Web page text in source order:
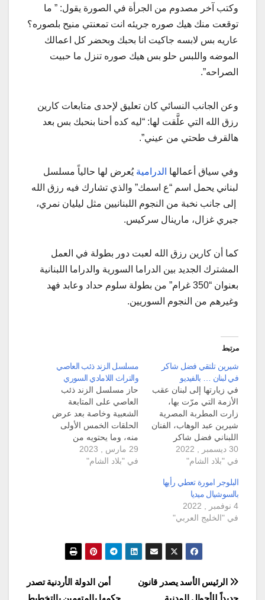
وكتب آخر مصدوم من الجرأة في الصورة يقول: ” ما
توقعت منك هيك صوره جريئه انت تمعنتي منيح بلصوره؟
عاريه بس لابسه جاكيت انا بحبك وبحضر كل اعمالك
الموضه واللبس حلو بس هيك صوره تنزل ما حبيت
الصراحه”.
وعن الجانب النسائي كان تعليق لإحدى متابعات كارين
رزق الله التي علَّقت لها: “ليه كده أحنا بنحبك بس بعد
هالقرف طحتي من عيني”.
وفي سياق أعمالها الدراميةيُعرض لها حالياً مسلسل
لبناني يحمل اسم “ع اسمك” والذي تشارك فيه رزق الله
إلى جانب نخبة من النجوم اللبنانيين مثل ليليان نمري،
جيري غزال، مارينال سركيس.
كما أن كارين رزق الله لعبت دور بطولة في العمل
المشترك الجديد بين الدراما السورية والدراما اللبنانية
بعنوان “350 غرام” من بطولة سلوم حداد وعابد فهد
وغيرهم من النجوم السوريين.
مرتبط
شيرين تلتقي فضل شاكر
في لبنان … بالفيديو
في زيارتها إلى لبنان عقب
الأزمة التي مرّت بها،
زارت المطربة المصرية
شيرين عبد الوهاب، الفنان
اللبناني فضل شاكر
الهارب من تنفيذ أحكام
بالسجن بحقه، ونشرا
ورافق شيرين بحسب
الصور التي نشرت اليوم
على مواقع التواصل
الاجتماعي، زوجها حسام
شاكر يغنيان سوياً، في…
30 ديسمبر , 2022
في "بلاد الشام"
مسلسل الزند ذئب العاصي
والتراث اللامادي السوري
حاز مسلسل الزند ذئب
العاصي على المتابعة
الشعبية وخاصة بعد عرض
الحلقات الخمس الأولى
منه، وما يحتويه من
التراث اللامادي السوري
والحكايات المحليّة لمعاناة
ذئب العاصي: الزند،
تفاصيل الحياة اليومية
29 مارس , 2023
في "بلاد الشام"
البلوجر امورة تعطي رأيها
بالسوشيال ميديا
4 نوفمبر , 2022
في "الخليج العربي"
تصفّح
أمن الدولة الأردنية تصدر
الرئيس الأسد يصدر قانون